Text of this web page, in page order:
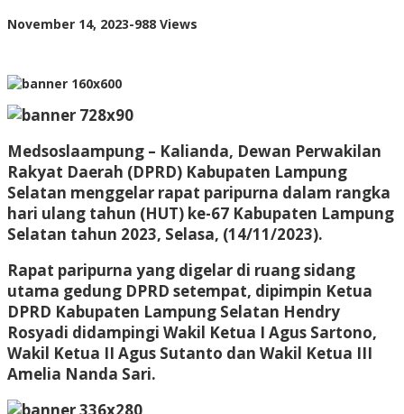
November 14, 2023by
-988 Views
Medsoslaampung – Kalianda, Dewan Perwakilan
Rakyat Daerah (DPRD) Kabupaten Lampung
Selatan menggelar rapat paripurna dalam rangka
hari ulang tahun (HUT) ke-67 Kabupaten Lampung
Selatan tahun 2023, Selasa, (14/11/2023).
Rapat paripurna yang digelar di ruang sidang
utama gedung DPRD setempat, dipimpin Ketua
DPRD Kabupaten Lampung Selatan Hendry
Rosyadi didampingi Wakil Ketua I Agus Sartono,
Wakil Ketua II Agus Sutanto dan Wakil Ketua III
Amelia Nanda Sari.